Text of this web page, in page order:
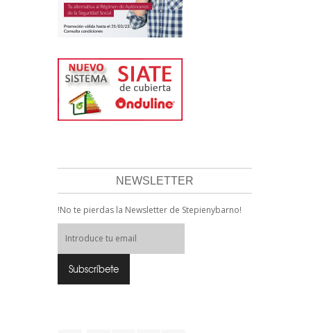
NEWSLETTER
!No te pierdas la Newsletter de Stepienybarno!